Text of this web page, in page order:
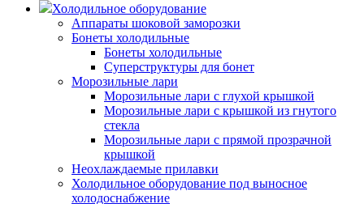
Холодильное оборудование
Аппараты шоковой заморозки
Бонеты холодильные
Бонеты холодильные
Суперструктуры для бонет
Морозильные лари
Морозильные лари с глухой крышкой
Морозильные лари с крышкой из гнутого
стекла
Морозильные лари с прямой прозрачной
крышкой
Неохлаждаемые прилавки
Холодильное оборудование под выносное
холодоснабжение